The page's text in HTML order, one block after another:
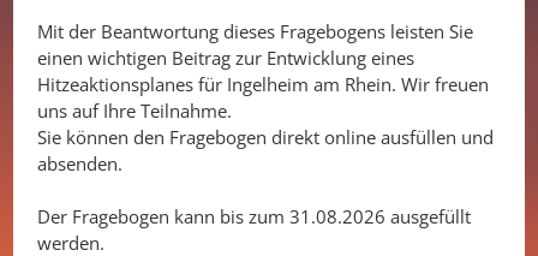
Mit der Beantwortung dieses Fragebogens leisten Sie
einen wichtigen Beitrag zur Entwicklung eines
Hitzeaktionsplanes für Ingelheim am Rhein. Wir freuen
uns auf Ihre Teilnahme.
Sie können den Fragebogen direkt online ausfüllen und
absenden.
Der Fragebogen kann bis zum 31.08.2026 ausgefüllt
werden.